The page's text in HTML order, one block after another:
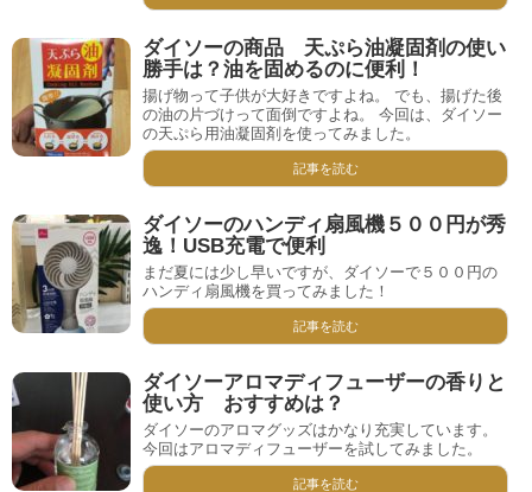
ダイソーの商品 天ぷら油凝固剤の使い
勝手は？油を固めるのに便利！
揚げ物って子供が大好きですよね。 でも、揚げた後
の油の片づけって面倒ですよね。 今回は、ダイソー
の天ぷら用油凝固剤を使ってみました。
記事を読む
ダイソーのハンディ扇風機５００円が秀
逸！USB充電で便利
まだ夏には少し早いですが、ダイソーで５００円の
ハンディ扇風機を買ってみました！
記事を読む
ダイソーアロマディフューザーの香りと
使い方 おすすめは？
ダイソーのアロマグッズはかなり充実しています。
今回はアロマディフューザーを試してみました。
記事を読む